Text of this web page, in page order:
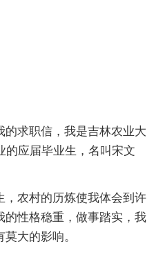
的求职信，我是吉林农业大
的应届毕业生，名叫宋文
，农村的历炼使我体会到许
的性格稳重，做事踏实，我
大的影响。